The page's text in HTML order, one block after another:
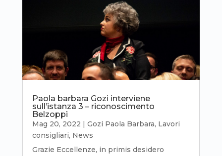
Paola barbara Gozi interviene
sull’istanza 3 – riconoscimento
Belzoppi
Mag 20, 2022 | Gozi Paola Barbara, Lavori
consigliari, News
Grazie Eccellenze, in primis desidero